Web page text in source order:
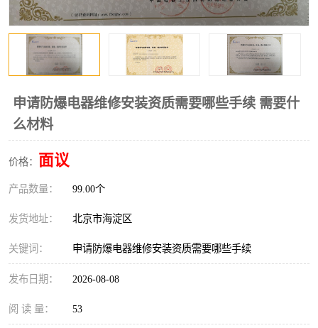
申请防爆电器维修安装资质需要哪些手续 需要什
么材料
价格： 面议
产品数量： 99.00个
发货地址： 北京市海淀区
关键词： 申请防爆电器维修安装资质需要哪些手续
发布日期： 2026-08-08
阅 读 量： 53